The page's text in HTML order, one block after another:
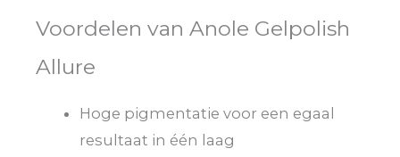
Voordelen van Anole Gelpolish
Allure
Hoge pigmentatie voor een egaal
resultaat in één laag